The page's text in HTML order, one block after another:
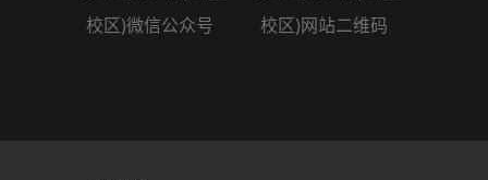
校区)微信公众号
校区)网站二维码